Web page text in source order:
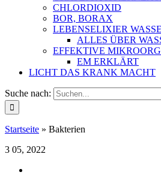
CHLORDIOXID
BOR, BORAX
LEBENSELIXIER
ALLES ÜBER
EFFEKTIVE
EM ERKLÄRT
LICHT DAS KRANK MACHT
Suche nach:
Startseite » Bakterien
3 05, 2022